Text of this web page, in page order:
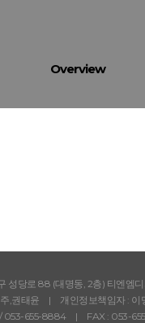
Overview
성당로 88 (대명동, 2층) 티엔엠
주,권태윤 | 개인정보책임자 : 이
053-655-8884| FAX : 053-